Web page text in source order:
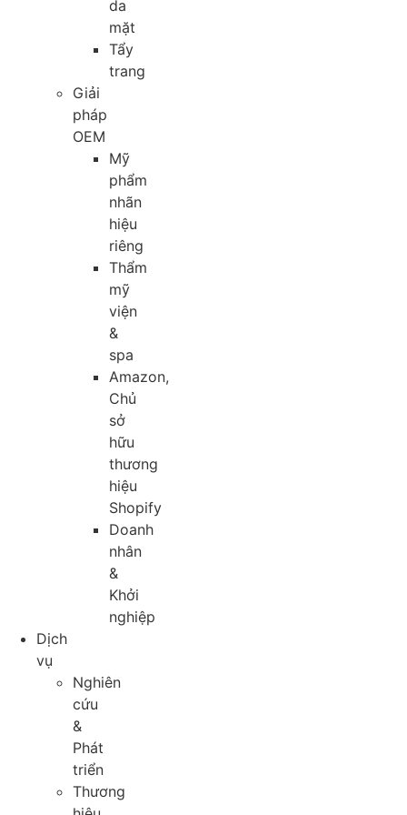
da
mặt
Tẩy
trang
Giải
pháp
OEM
Mỹ
phẩm
nhãn
hiệu
riêng
Thẩm
mỹ
viện
&
spa
Amazon,
Chủ
sở
hữu
thương
hiệu
Shopify
Doanh
nhân
&
Khởi
nghiệp
Dịch
vụ
Nghiên
cứu
&
Phát
triển
Thương